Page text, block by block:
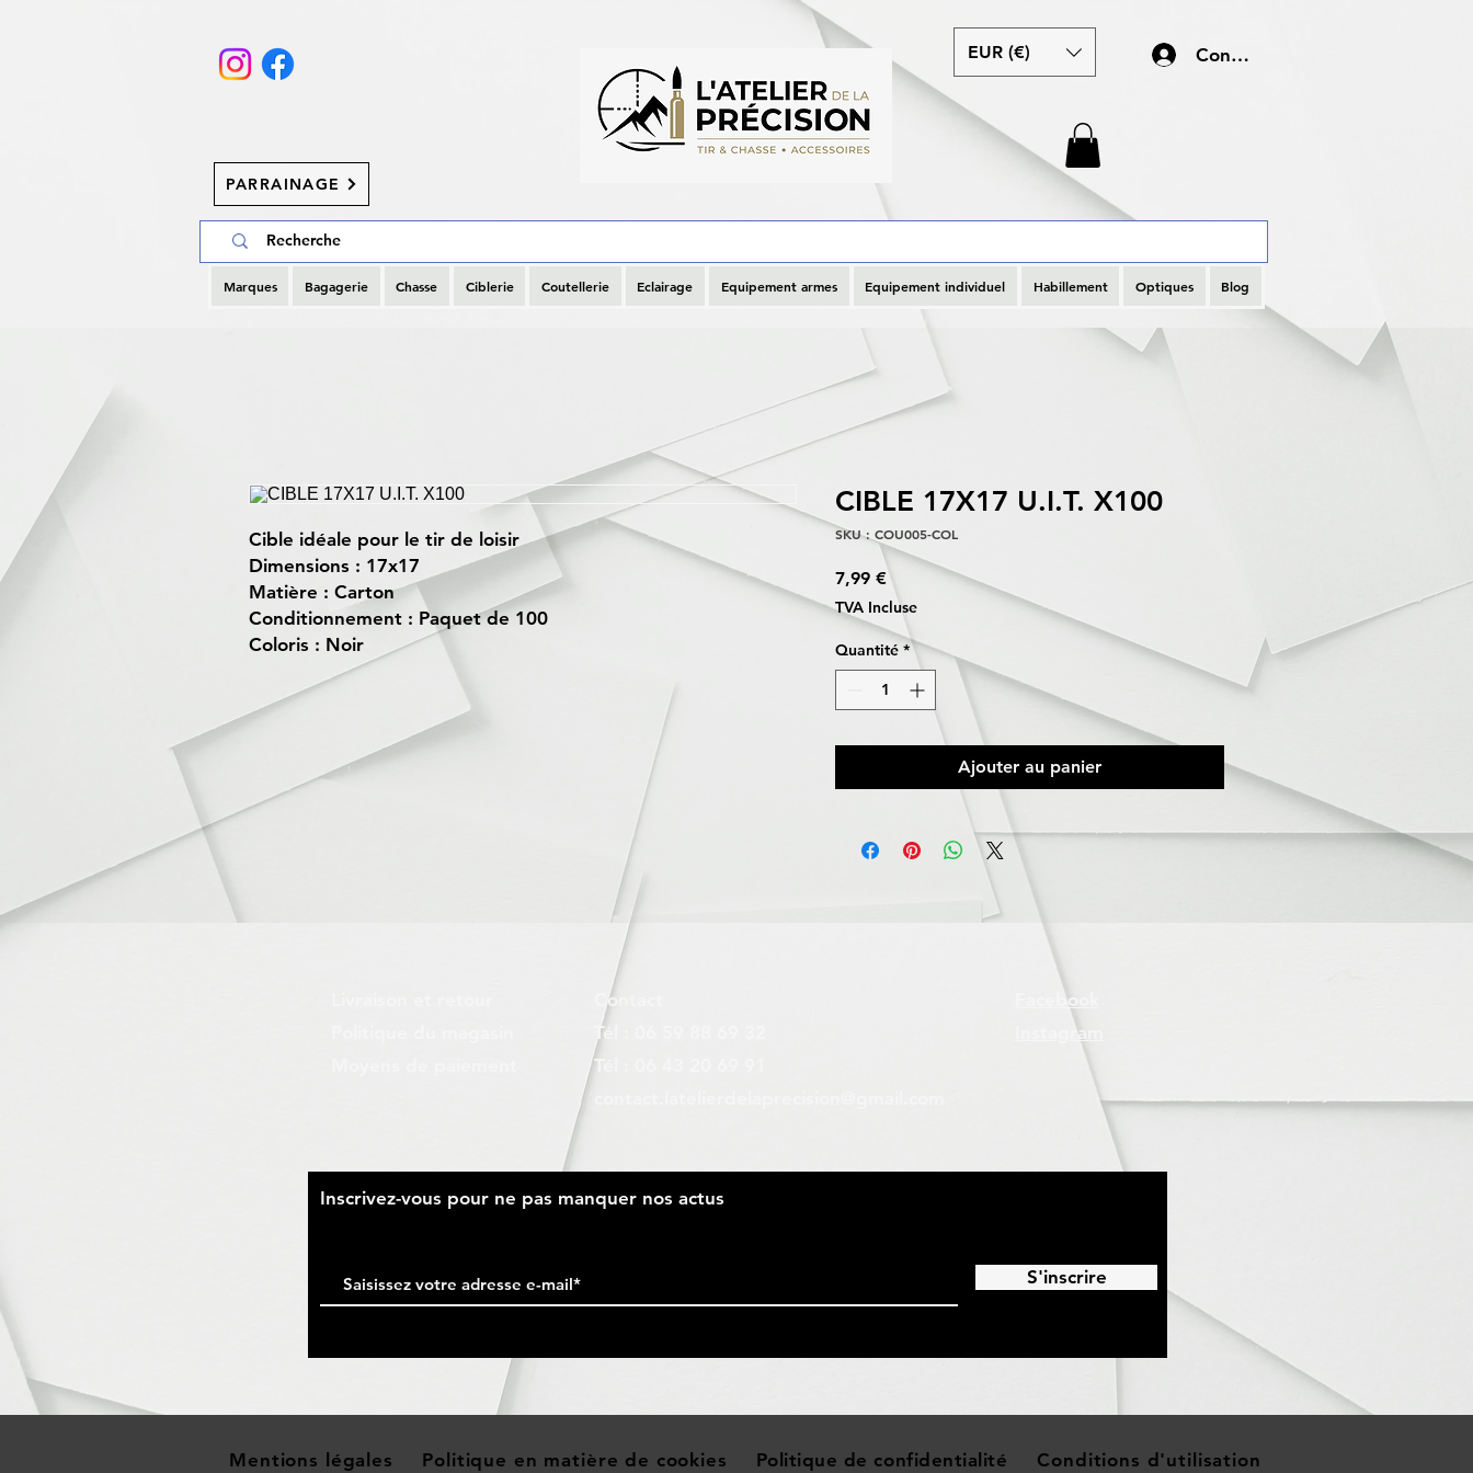
PARRAINAGE
EUR (€) Connexion
Marques Bagagerie Chasse Ciblerie Coutellerie Eclairage Equipement armes Equipement individuel Habillement Optiques Blog
Cible idéale pour le tir de loisir
Dimensions : 17x17
Matière : Carton
Conditionnement : Paquet de 100
Coloris : Noir
CIBLE 17X17 U.I.T. X100
SKU : COU005-COL
7,99 €Prix
TVA Incluse
Quantité *
Ajouter au panier
Contact
Tél : 06 59 88 69 32
Tél : 06 43 20 69 91
Facebook
Instagram
​Inscrivez-vous pour ne pas manquer nos actus
S'inscrire
Mentions légales Politique en matière de cookies Politique de confidentialité Conditions d'utilisation